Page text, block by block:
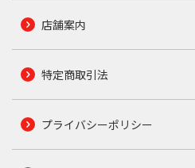
店舗案内
特定商取引法
プライバシーポリシー